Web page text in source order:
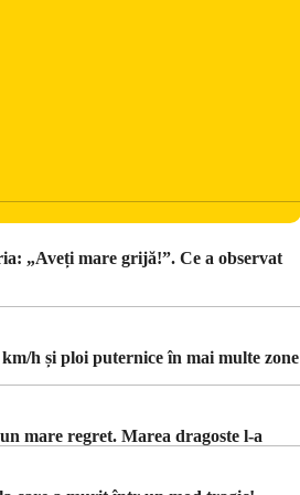
„Aveți mare grijă!”. Ce a observat
h și ploi puternice în mai multe zone
mare regret. Marea dragoste l-a